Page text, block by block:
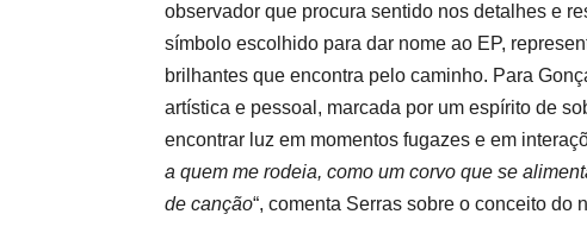
observador que procura sentido nos detalhes e
símbolo escolhido para dar nome ao EP,
brilhantes que encontra pelo caminho. Para
artística e pessoal, marcada por um espírito de
encontrar luz em momentos fugazes e em
a quem me rodeia, como um corvo que se
de canção“, comenta Serras sobre o conceito do